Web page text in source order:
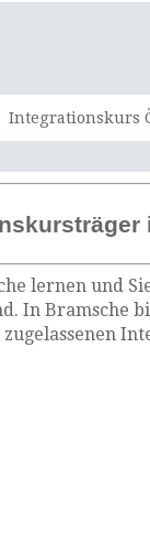
Integrationskurs
lernen und
In Bramsche